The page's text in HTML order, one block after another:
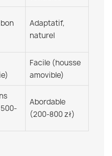
Adaptatif,
naturel
Facile (housse
amovible)
Abordable
(200-800 zł)